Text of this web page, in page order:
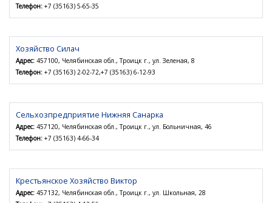
Телефон: +7 (35163) 5-65-35
Хозяйство Силач
Адрес: 457100, Челябинская обл., Троицк г., ул. Зеленая, 8
Телефон: +7 (35163) 2-02-72,+7 (35163) 6-12-93
Сельхозпредприятие Нижняя Санарка
Адрес: 457120, Челябинская обл., Троицк г., ул. Больничная, 46
Телефон: +7 (35163) 4-66-34
Крестьянское Хозяйство Виктор
Адрес: 457132, Челябинская обл., Троицк г., ул. Школьная, 28